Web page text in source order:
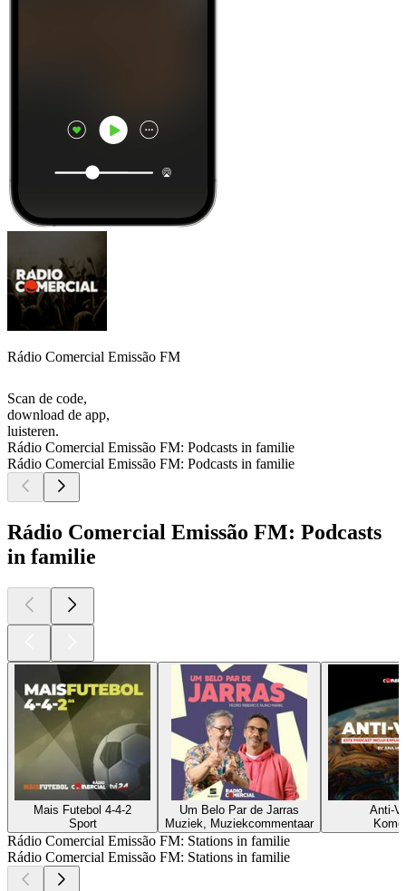
Rádio Comercial Emissão FM
Scan de code,
download de app,
luisteren.
Rádio Comercial Emissão FM: Podcasts in familie
Rádio Comercial Emissão FM: Podcasts in familie
Rádio Comercial Emissão FM: Podcasts
in familie
Mais Futebol 4-4-2
Sport
Um Belo Par de Jarras
Muziek, Muziekcommentaar
Anti-
Rádio Comercial Emissão FM: Stations in familie
Rádio Comercial Emissão FM: Stations in familie